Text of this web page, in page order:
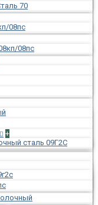
70
08пс
08пс
+
сталь 09Г2С